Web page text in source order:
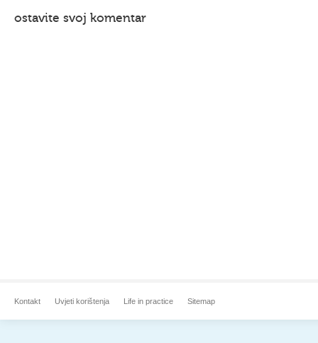
ostavite svoj komentar
Kontakt Uvjeti korištenja Life in practice Sitemap